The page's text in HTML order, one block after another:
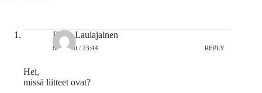
Riitta Laulajainen
6.8.2020 / 23:44 REPLY
Hei,
missä liitteet ovat?